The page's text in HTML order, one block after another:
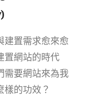
建置需求愈來愈
置網站的時代
需要網站來為我
樣的功效？